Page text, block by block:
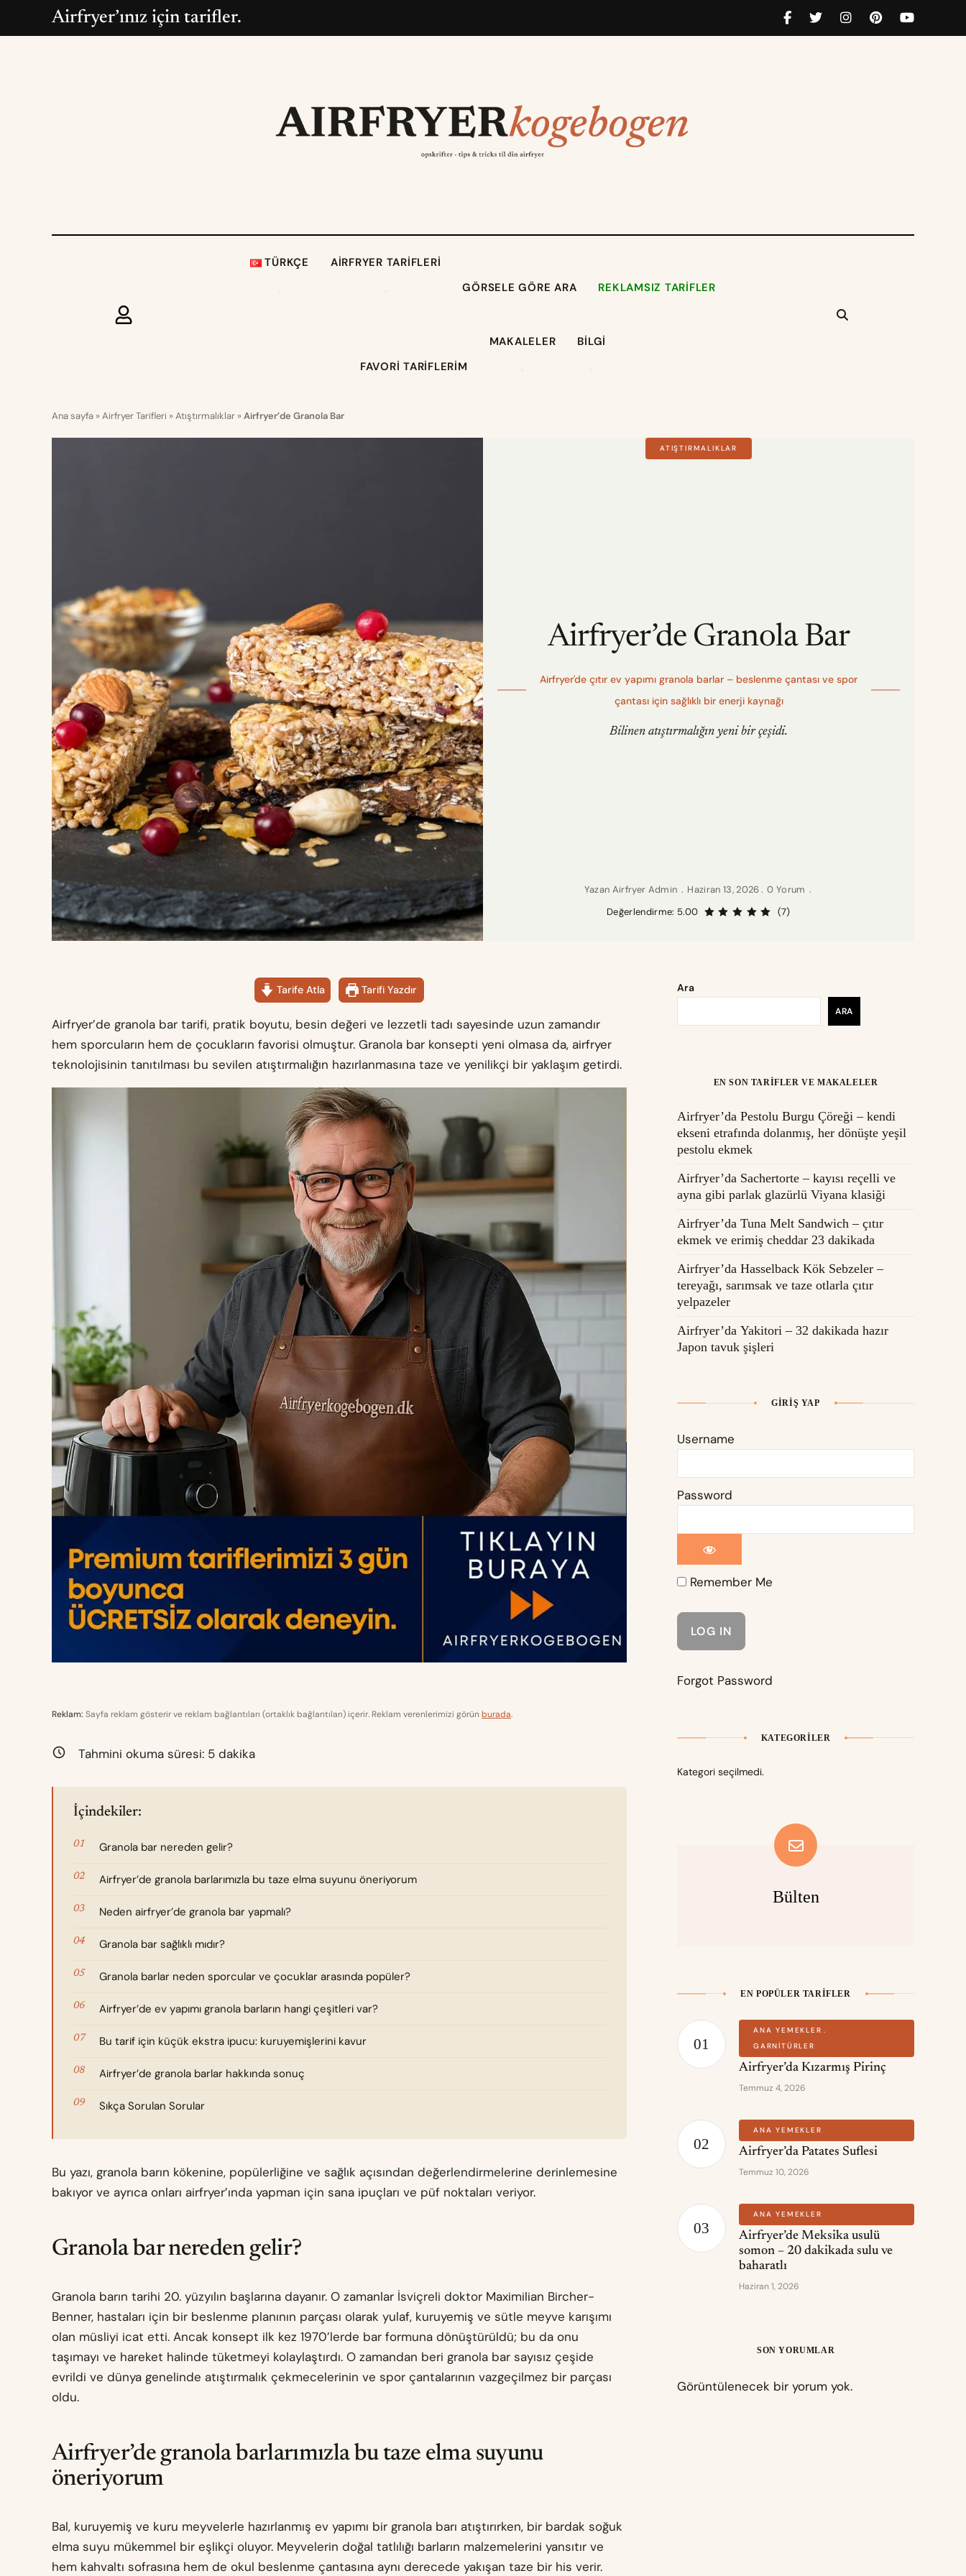
Airfryer’ınız için tarifler.
TÜRKÇE
AIRFRYER TARIFLERI
GÖRSELE GÖRE ARA
REKLAMSIZ TARIFLER
FAVORI TARIFLERIM
MAKALELER BILGI
Ana sayfa » Airfryer Tarifleri » Atıştırmalıklar » Airfryer’de Granola Bar
ATIŞTIRMALIKLAR
Airfryer’de Granola Bar
Airfryer'de çıtır ev yapımı granola barlar – beslenme çantası ve spor
çantası için sağlıklı bir enerji kaynağı
Bilinen atıştırmalığın yeni bir çeşidi.
Yazan Airfryer Admin Haziran 13, 2026
0 Yorum
Değerlendirme: 5.00
(7)
Tarife Atla Tarifi Yazdır
Airfryer’de granola bar tarifi, pratik boyutu, besin değeri ve lezzetli tadı sayesinde uzun zamandır
hem sporcuların hem de çocukların favorisi olmuştur. Granola bar konsepti yeni olmasa da, airfryer
teknolojisinin tanıtılması bu sevilen atıştırmalığın hazırlanmasına taze ve yenilikçi bir yaklaşım getirdi.
Reklam: Sayfa reklam gösterir ve reklam bağlantıları (ortaklık bağlantıları) içerir. Reklam verenlerimizi görün burada.
Tahmini okuma süresi: 5 dakika
İçindekiler:
Granola bar nereden gelir?
Airfryer’de granola barlarımızla bu taze elma suyunu öneriyorum
Neden airfryer’de granola bar yapmalı?
Granola bar sağlıklı mıdır?
Granola barlar neden sporcular ve çocuklar arasında popüler?
Airfryer’de ev yapımı granola barların hangi çeşitleri var?
Bu tarif için küçük ekstra ipucu: kuruyemişlerini kavur
Airfryer’de granola barlar hakkında sonuç
Sıkça Sorulan Sorular
Bu yazı, granola barın kökenine, popülerliğine ve sağlık açısından değerlendirmelerine derinlemesine
bakıyor ve ayrıca onları airfryer’ında yapman için sana ipuçları ve püf noktaları veriyor.
Granola bar nereden gelir?
Granola barın tarihi 20. yüzyılın başlarına dayanır. O zamanlar İsviçreli doktor Maximilian Bircher-
Benner, hastaları için bir beslenme planının parçası olarak yulaf, kuruyemiş ve sütle meyve karışımı
olan müsliyi icat etti. Ancak konsept ilk kez 1970’lerde bar formuna dönüştürüldü; bu da onu
taşımayı ve hareket halinde tüketmeyi kolaylaştırdı. O zamandan beri granola bar sayısız çeşide
evrildi ve dünya genelinde atıştırmalık çekmecelerinin ve spor çantalarının vazgeçilmez bir parçası
oldu.
Airfryer’de granola barlarımızla bu taze elma suyunu
öneriyorum
Bal, kuruyemiş ve kuru meyvelerle hazırlanmış ev yapımı bir granola barı atıştırırken, bir bardak soğuk
elma suyu mükemmel bir eşlikçi oluyor. Meyvelerin doğal tatlılığı barların malzemelerini yansıtır ve
hem kahvaltı sofrasına hem de okul beslenme çantasına aynı derecede yakışan taze bir his verir.
Ara
ARA
EN SON TARIFLER VE MAKALELER
Airfryer’da Pestolu Burgu Çöreği – kendi
ekseni etrafında dolanmış, her dönüşte yeşil
pestolu ekmek
Airfryer’da Sachertorte – kayısı reçelli ve
ayna gibi parlak glazürlü Viyana klasiği
Airfryer’da Tuna Melt Sandwich – çıtır
ekmek ve erimiş cheddar 23 dakikada
Airfryer’da Hasselback Kök Sebzeler –
tereyağı, sarımsak ve taze otlarla çıtır
yelpazeler
Airfryer’da Yakitori – 32 dakikada hazır
Japon tavuk şişleri
GIRIŞ YAP
Username
Password
Remember Me
Forgot Password
KATEGORILER
Kategori seçilmedi.
Bülten
EN POPÜLER TARIFLER
ANA YEMEKLER
GARNITÜRLER
Airfryer’da Kızarmış Pirinç
Temmuz 4, 2026
ANA YEMEKLER
Airfryer’da Patates Suflesi
Temmuz 10, 2026
ANA YEMEKLER
Airfryer’de Meksika usulü
somon – 20 dakikada sulu ve
baharatlı
Haziran 1, 2026
SON YORUMLAR
Görüntülenecek bir yorum yok.